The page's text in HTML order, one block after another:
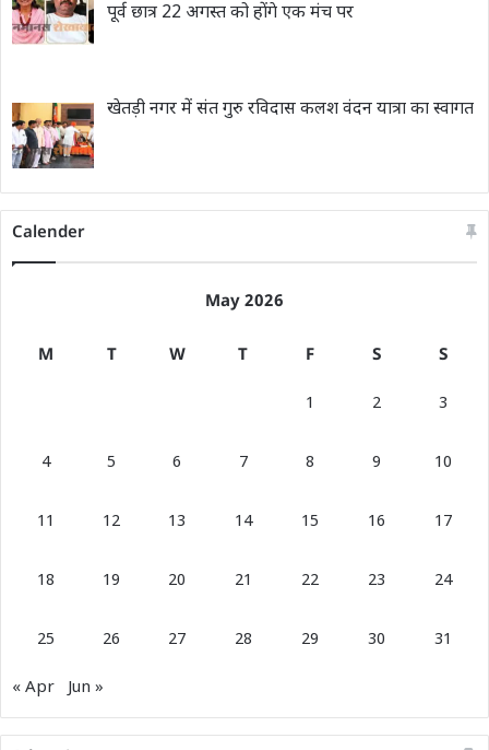
पूर्व छात्र 22 अगस्त को होंगे एक मंच पर
खेतड़ी नगर में संत गुरु रविदास कलश वंदन यात्रा का स्वागत
Calender
May 2026
M T W T F S S
1 2 3
4 5 6 7 8 9 10
11 12 13 14 15 16 17
18 19 20 21 22 23 24
25 26 27 28 29 30 31
« Apr Jun »